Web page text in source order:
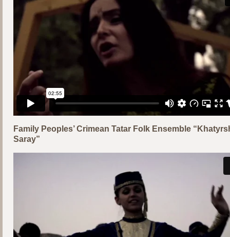
Family Peoples’ Crimean Tatar Folk Ensemble
Saray”